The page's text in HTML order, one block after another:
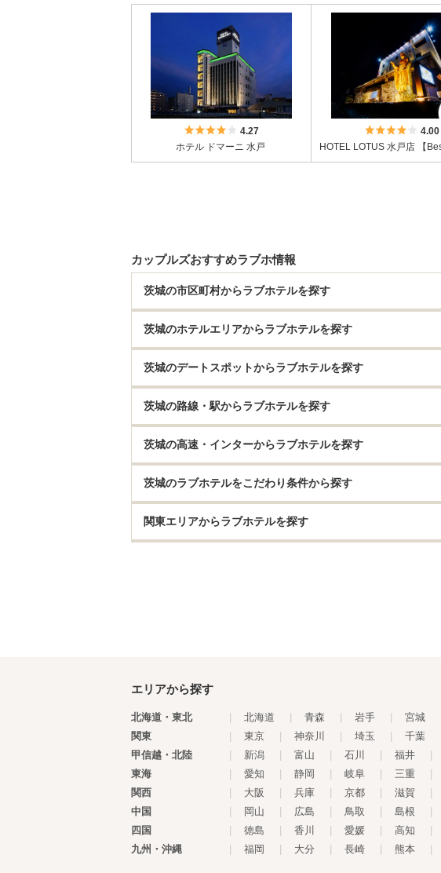
5つ星のうち4
4.27
ホテル ドマーニ 水戸
5つ
4.00
カップルズおすすめラブホ情報
茨城の市区町村からラブホテルを探す
茨城のホテルエリアからラブホテルを探す
茨城のデートスポットからラブホテルを探す
茨城の路線・駅からラブホテルを探す
茨城の高速・インターからラブホテルを探す
茨城のラブホテルをこだわり条件から探す
関東エリアからラブホテルを探す
エリアから探す
北海道・東北 北海道 青森 岩手 宮城
関東
東京 神奈川 埼玉 千葉
甲信越・北陸
新潟 富山 石川 福井
東海
愛知 静岡 岐阜 三重
関西
大阪 兵庫 京都 滋賀
中国
岡山 広島 鳥取 島根
四国
徳島 香川 愛媛 高知
九州・沖縄
福岡 大分 長崎 熊本